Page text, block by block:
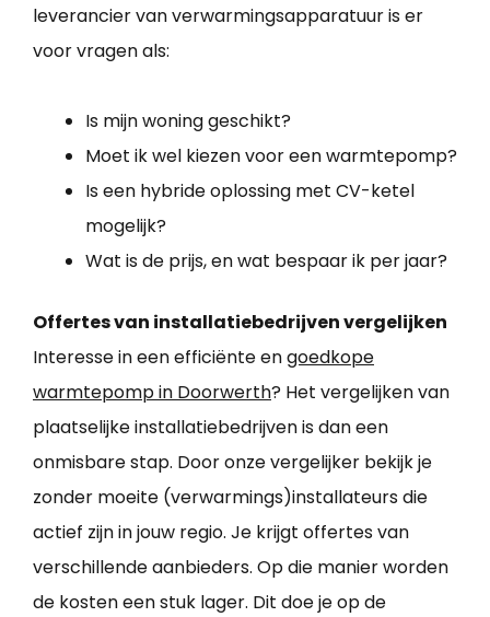
leverancier van verwarmingsapparatuur is er
voor vragen als:
Is mijn woning geschikt?
Moet ik wel kiezen voor een warmtepomp?
Is een hybride oplossing met CV-ketel
mogelijk?
Wat is de prijs, en wat bespaar ik per jaar?
Offertes van installatiebedrijven vergelijken
Interesse in een efficiënte engoedkope
warmtepomp in Doorwerth? Het vergelijken van
plaatselijke installatiebedrijven is dan een
onmisbare stap. Door onze vergelijker bekijk je
zonder moeite (verwarmings)installateurs die
actief zijn in jouw regio. Je krijgt offertes van
verschillende aanbieders. Op die manier worden
de kosten een stuk lager. Dit doe je op de